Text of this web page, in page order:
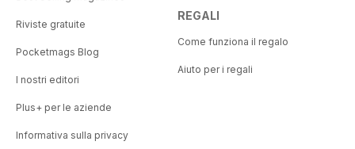
Riviste gratuite
Pocketmags Blog
I nostri editori
Plus+ per le aziende
Informativa sulla privacy
REGALI
Come funziona il regalo
Aiuto per i regali